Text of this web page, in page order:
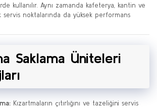
kullanılır. Aynı zamanda kafeterya, kantin ve
noktalarında da yüksek performans
Saklama Üniteleri
Kızartmaların çıtırlığını ve tazeliğini servis